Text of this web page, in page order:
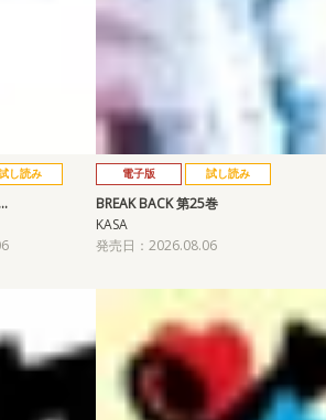
し読み 電子版 試し読み
BREAK BACK 第25巻
KASA
発売日：2026.08.06